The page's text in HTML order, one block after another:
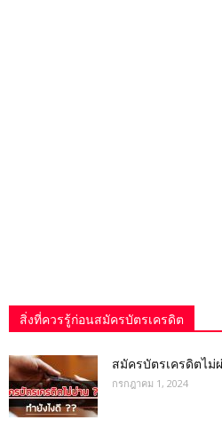
สิ่งที่ควรรู้ก่อนสมัครบัตรเครดิต
สมัครบัตรเครดิตไม่
กรกฎาคม 1, 2024